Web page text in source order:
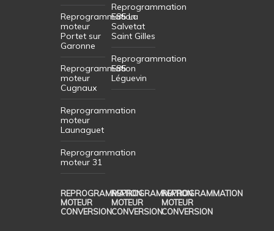
Reprogrammation
moteur
Portet sur
Garonne
Reprogrammation
moteur
Cugnaux
Reprogrammation
moteur
Launaguet
Reprogrammation
moteur 31
Reprogrammation
E85 La
Salvetat
Saint Gilles
Reprogrammation
E85
Léguevin
REPROGRAMMATION
MOTEUR
CONVERSION
REPROGRAMMATION
MOTEUR
CONVERSION
REPROGRAMMATION
MOTEUR
CONVERSION